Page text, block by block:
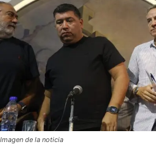
Imagen de la noticia